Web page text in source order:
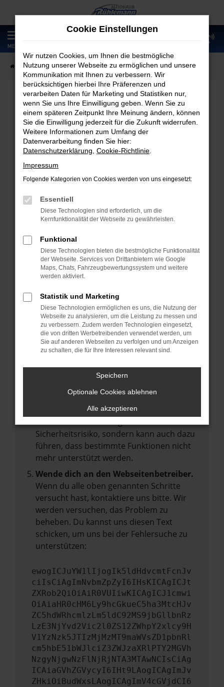
Zum
Hauptinhalt
springen
MENÜ
Startseite Fahrzeugangebote Fahrzeugmarkt
Fahrzeugmarkt
Fehler: Network Error
Beim Laden ist ein Fehler aufgetreten.
Hier sind ein paar Tipps, die dir helfen können:
Überprüfe deine Firewall und deine
Laden andere Webseiten, zum Beispiel
deine Suchmaschine?
Prüfe deine Browsererweiterungen.
Manche Erweiterungen, wie Werbeblocker,
können das Laden bestimmter Seiten
verhindern. Funktioniert die Seite in einem
anderen Browser oder in einem privaten
Fenster?
Starte dein Gerät neu.
vorübergehende Probleme zu beheben.
Betriebssystem auf dem neuesten Stand
Veraltete Software birgt nicht nur ein
Sicherheitsrisiko, sondern kann auch dazu
führen, dass bestimmte Funktionen nicht
mehr unterstützt werden.
Wende dich an den Webseitenbetreiber.
Wenn du alle oben genannten Schritte
versucht hast, kontaktiere uns bitte. Wir
werden versuchen, das Problem zu
beheben. Du kannst uns diesen Text
schicken, um uns bei der Fehlersuche zu
unterstützen:
ewogICJuYW1lIjogIk5ldHdvcmtFcnJv
ciIsCiAgImNvbmZpZyI6IHsKICAgICJt
ZXRob2QiOiAiR0VUIiwKICAgICJ1cmwi
OiAiaHR0cHM6Ly9hcGkueC5ha3MtcHJv
ZC5hdWRhcmlzLm5ldC92MS9jbGllbnRz
LzE3NjYvd2Vic2l0ZS12ZWhpY2xlcy9H
V1YzNzk5JTIzMjMzMT9maWVsZD1pbnRl
cm5hbE51bWJlciZ3ZWJzaXRlPTY2MGVh
NzgyNjgwNzFlNjRjNTA3MTAwNCIsCiAg
ICAiaGVhZGVycyI6IHt9LAogICAgImJv
ZHkiOiBudWxsLAogICAgImV4cGVjdCI6
Cookie Einstellungen
Wir nutzen Cookies, um Ihnen die bestmögliche
Nutzung unserer Webseite zu ermöglichen und unsere
Kommunikation mit Ihnen zu verbessern. Wir
berücksichtigen hierbei Ihre Präferenzen und
verarbeiten Daten für Marketing und Statistiken nur,
wenn Sie uns Ihre Einwilligung geben. Wenn Sie zu
einem späteren Zeitpunkt Ihre Meinung ändern, können
Sie die Einwilligung jederzeit für die Zukunft widerrufen.
Weitere Informationen zum Umfang der
Datenverarbeitung finden Sie hier:
Datenschutzerklärung Cookie-Richtlinie
Impressum
Folgende Kategorien von Cookies werden von uns eingesetzt:
Essentiell
Diese Technologien sind erforderlich, um die
Kernfunktionalität der Webseite zu gewährleisten.
Funktional
Diese Technologien bieten die bestmögliche Funktionalität
der Webseite. Services von Drittanbietern wie Google
Maps, Chats, Fahrzeugbewertungssystem und weitere
werden aktiviert.
Statistik und Marketing
Diese Technologien ermöglichen es uns, die Nutzung der
Webseite zu analysieren, um die Leistung zu messen und
zu verbessern. Zudem werden Technologien eingesetzt,
die von dritten Werbetreibenden verwendet werden, um
Sie auf anderen Webseiten zu verfolgen und um Anzeigen
zu schalten, die für Ihre Interessen relevant sind.
Speichern
Optionale Cookies ablehnen
Alle akzeptieren